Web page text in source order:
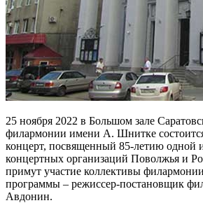
25 ноября 2022 в Большом зале
филармонии имени А. Шнитке
концерт, посвященный 85-летию одной
концертных организаций Поволжья и
примут участие коллективы
программы – режиссер-постановщик
Авдонин.